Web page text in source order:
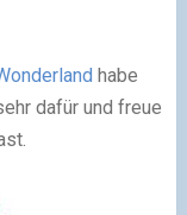
habe
dafür und freue